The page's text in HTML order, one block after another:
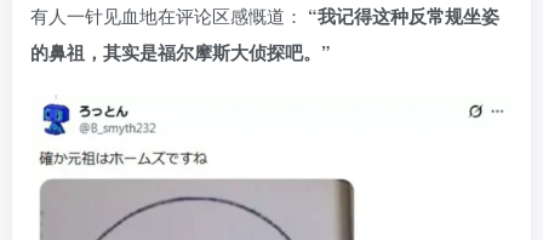
有人一针见血地在评论区感慨道： “我记得这种反常规坐姿
的鼻祖，其实是福尔摩斯大侦探吧。”